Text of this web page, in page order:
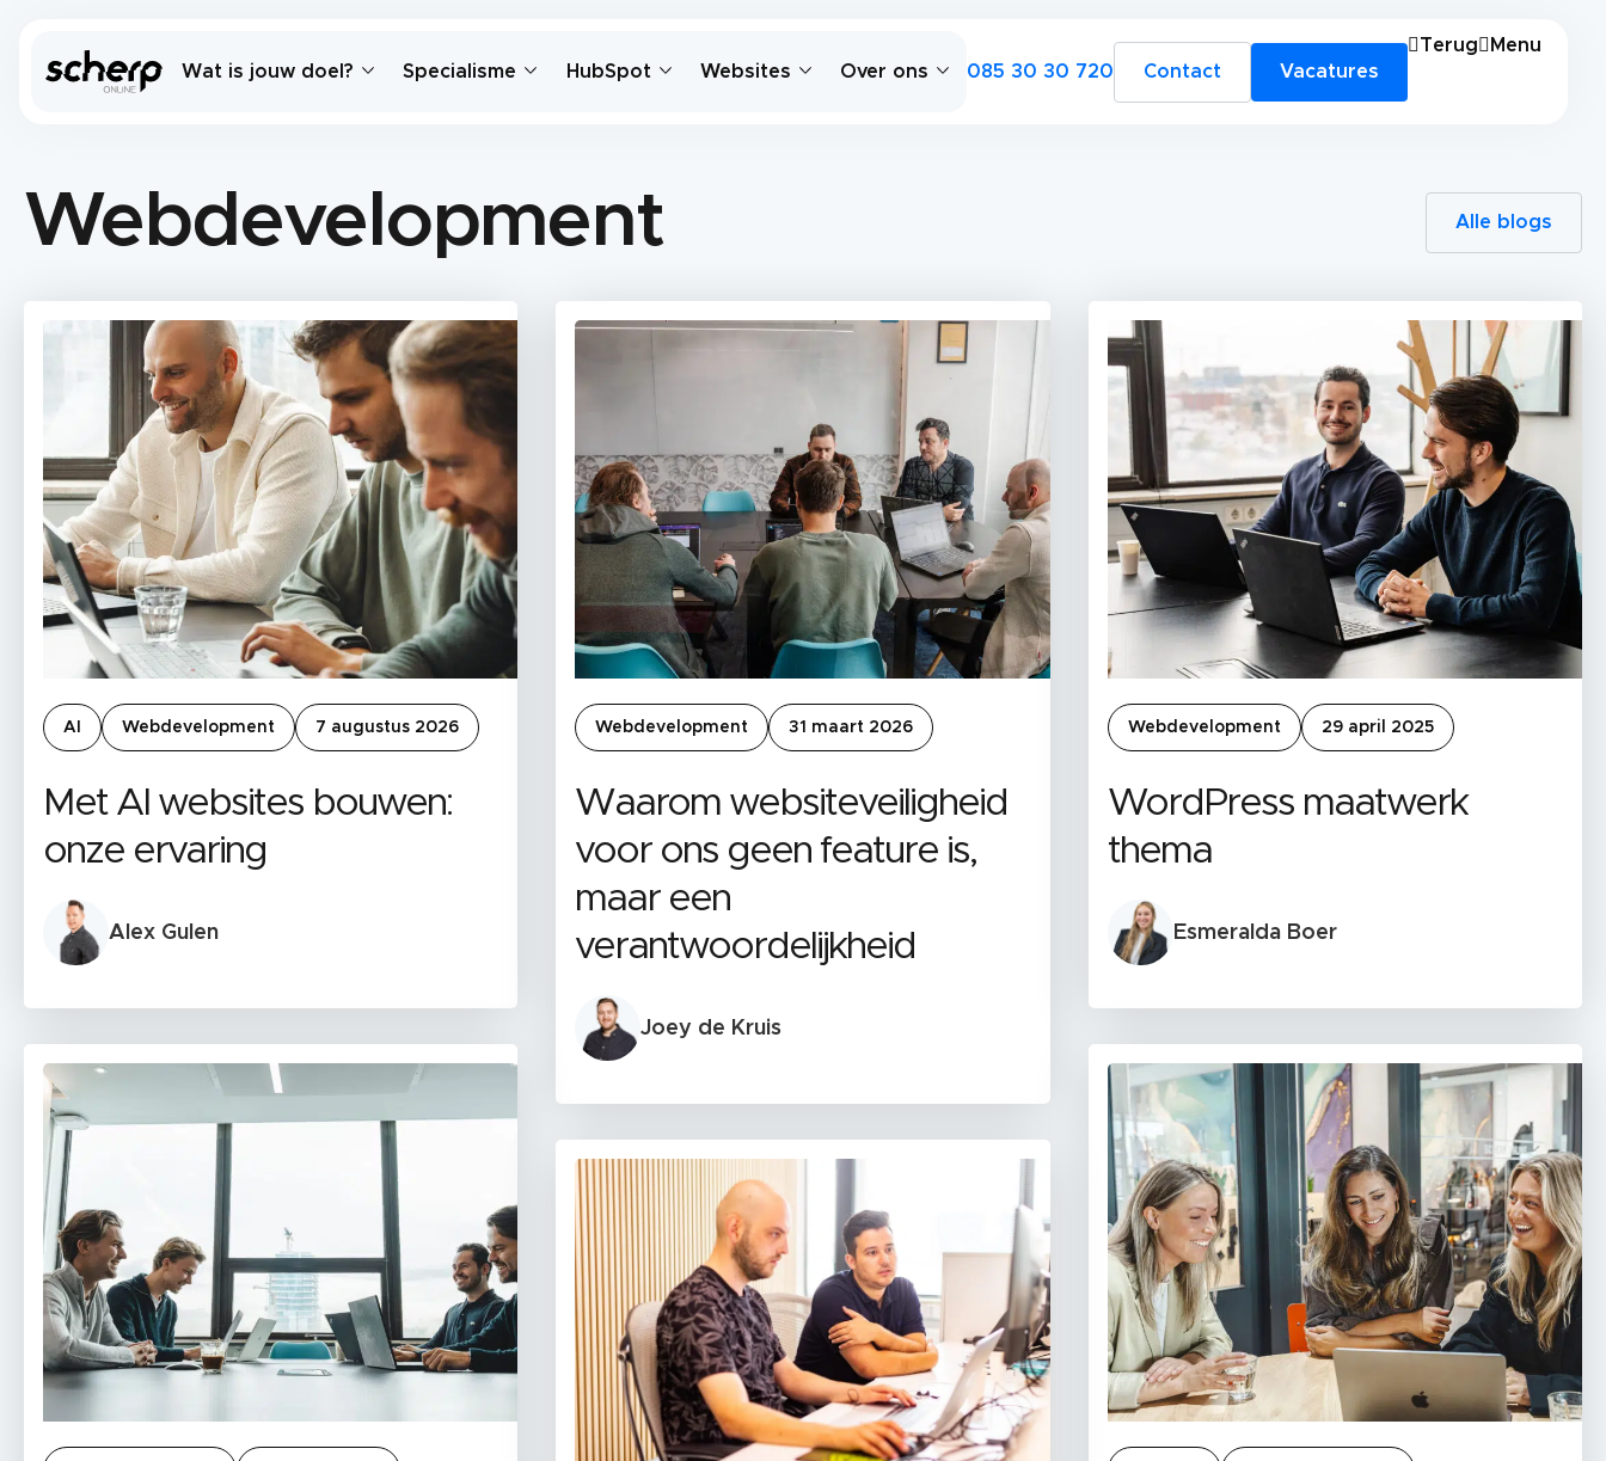
Wat is jouw doel? Specialisme HubSpot Websites Over ons 085 30 30 720 Contact Vacatures
Terug Menu
Webdevelopment Alle blogs
AI Webdevelopment 7 augustus 2026
Met AI websites bouwen:
onze ervaring
Alex Gulen
Webdevelopment 31 maart 2026
Waarom websiteveiligheid
voor ons geen feature is,
maar een
verantwoordelijkheid
Joey de Kruis
Webdevelopment 29 april 2025
WordPress maatwerk
thema
Esmeralda Boer